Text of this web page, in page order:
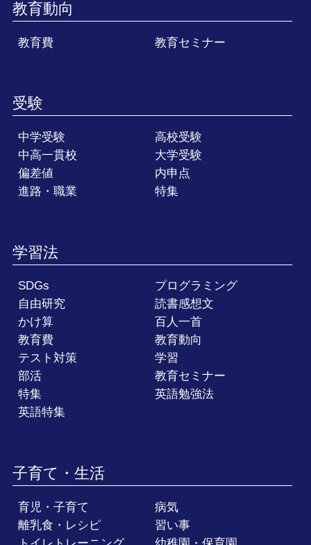
教育動向
教育費 教育セミナー
受験
中学受験
高校受験
中高一貫校
大学受験
偏差値
内申点
進路・職業
特集
学習法
SDGs
プログラミング
自由研究
読書感想文
かけ算
百人一首
教育費
教育動向
テスト対策
学習
部活
教育セミナー
特集
英語勉強法
英語特集
子育て・生活
育児・子育て
病気
離乳食・レシピ
習い事